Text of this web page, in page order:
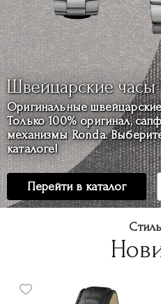
Швейцарские часы
Оригинальные
Только 100% оригинал,
механизмы Ronda.
каталоге!
Перейти в каталог